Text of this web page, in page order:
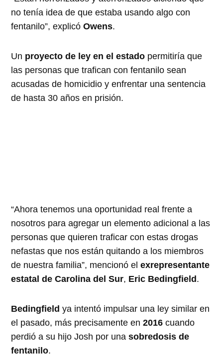
no tenía idea de que estaba usando algo con
fentanilo”, explicó Owens.
Un proyecto de ley en el estado permitiría que
las personas que trafican con fentanilo sean
acusadas de homicidio y enfrentar una sentencia
de hasta 30 años en prisión.
“Ahora tenemos una oportunidad real frente a
nosotros para agregar un elemento adicional a las
personas que quieren traficar con estas drogas
nefastas que nos están quitando a los miembros
de nuestra familia”, mencionó elexrepresentante
estatal de Carolina del Sur, Eric Bedingfield .
Bedingfield ya intentó impulsar una ley similar en
el pasado, más precisamente en2016cuando
perdió a su hijo Josh por unasobredosis de
fentanilo.